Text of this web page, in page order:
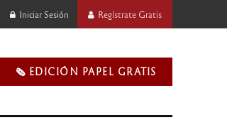
Iniciar Sesión Regístrate Gratis
🗞️ EDICIÓN PAPEL GRATIS